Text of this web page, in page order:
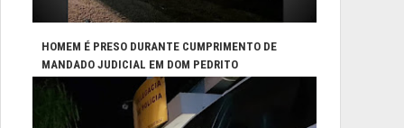
HOMEM É PRESO DURANTE CUMPRIMENTO DE
MANDADO JUDICIAL EM DOM PEDRITO